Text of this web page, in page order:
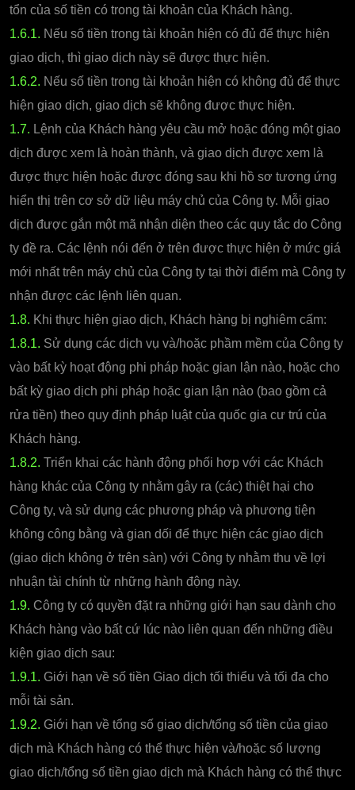
tổn của số tiền có trong tài khoản của Khách hàng.
1.6.1. Nếu số tiền trong tài khoản hiện có đủ để thực hiện
giao dịch, thì giao dịch này sẽ được thực hiện.
1.6.2. Nếu số tiền trong tài khoản hiện có không đủ để thực
hiện giao dịch, giao dịch sẽ không được thực hiện.
1.7. Lệnh của Khách hàng yêu cầu mở hoặc đóng một giao
dịch được xem là hoàn thành, và giao dịch được xem là
được thực hiện hoặc được đóng sau khi hồ sơ tương ứng
hiển thị trên cơ sở dữ liệu máy chủ của Công ty. Mỗi giao
dịch được gắn một mã nhận diện theo các quy tắc do Công
ty đề ra. Các lệnh nói đến ở trên được thực hiện ở mức giá
mới nhất trên máy chủ của Công ty tại thời điểm mà Công ty
nhận được các lệnh liên quan.
1.8. Khi thực hiện giao dịch, Khách hàng bị nghiêm cấm:
1.8.1. Sử dụng các dịch vụ và/hoặc phầm mềm của Công ty
vào bất kỳ hoạt động phi pháp hoặc gian lận nào, hoặc cho
bất kỳ giao dịch phi pháp hoặc gian lận nào (bao gồm cả
rửa tiền) theo quy định pháp luật của quốc gia cư trú của
Khách hàng.
1.8.2. Triển khai các hành động phối hợp với các Khách
hàng khác của Công ty nhằm gây ra (các) thiệt hại cho
Công ty, và sử dụng các phương pháp và phương tiện
không công bằng và gian dối để thực hiện các giao dịch
(giao dịch không ở trên sàn) với Công ty nhằm thu về lợi
nhuận tài chính từ những hành động này.
1.9. Công ty có quyền đặt ra những giới hạn sau dành cho
Khách hàng vào bất cứ lúc nào liên quan đến những điều
kiện giao dịch sau:
1.9.1. Giới hạn về số tiền Giao dịch tối thiểu và tối đa cho
mỗi tài sản.
1.9.2. Giới hạn về tổng số giao dịch/tổng số tiền của giao
dịch mà Khách hàng có thể thực hiện và/hoặc số lượng
giao dịch/tổng số tiền giao dịch mà Khách hàng có thể thực